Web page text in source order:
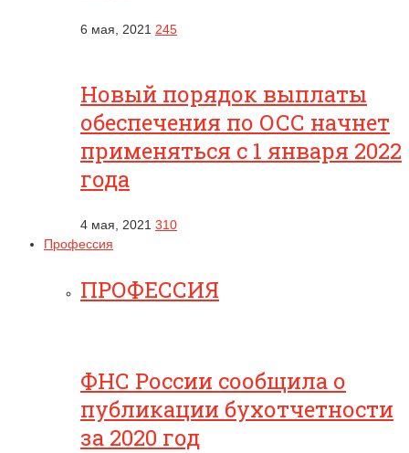
6 мая, 2021 245
Новый порядок выплаты
обеспечения по ОСС начнет
применяться с 1 января 2022
года
4 мая, 2021 310
Профессия
ПРОФЕССИЯ
ФНС России сообщила о
публикации бухотчетности
за 2020 год